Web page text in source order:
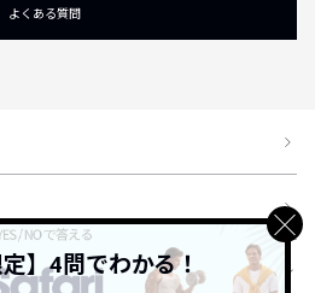
よくある質問
】4問でわかる！